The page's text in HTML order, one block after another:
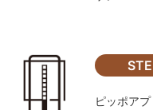
ピッポア